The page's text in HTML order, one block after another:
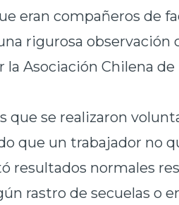
eran compañeros de
rigurosa observación
Asociación Chilena de
que se realizaron
que un trabajador no
resultados normales
rastro de secuelas o